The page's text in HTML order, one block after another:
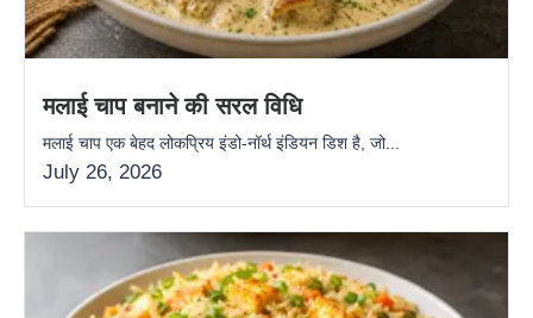
मलाई चाप बनाने की सरल विधि
मलाई चाप एक बेहद लोकप्रिय इंडो-नॉर्थ इंडियन डिश है, जो...
July 26, 2026